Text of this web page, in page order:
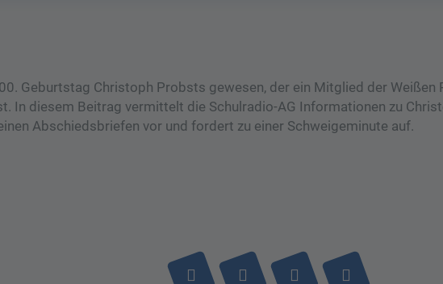
Geburtstag Christoph Probsts gewesen, der ein Mitglied der Weißen
In diesem Beitrag vermittelt die Schulradio-AG Informationen zu
Abschiedsbriefen vor und fordert zu einer Schweigeminute auf.